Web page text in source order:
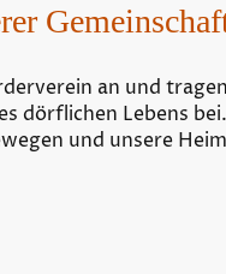
an und tragen
dörflichen Lebens bei.
und unsere